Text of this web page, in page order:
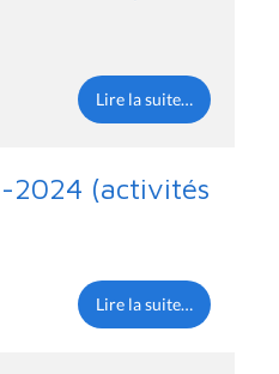
Lire la suite…
2024 (activités
Lire la suite…